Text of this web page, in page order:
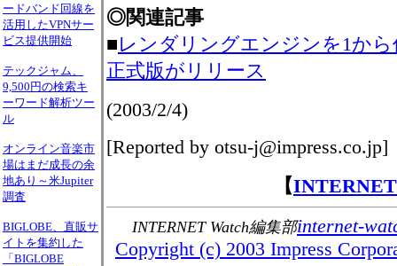
ードバンド回線を
活用したVPNサー
ビス提供開始
テックジャム、
9,500円の検索キ
ーワード解析ツー
ル
オンライン音楽市
場はまだ成長の余
地あり～米Jupiter
調査
BIGLOBE、直販サ
イトを集約した
「BIGLOBE
◎関連記事
■レンダリングエンジンを1から
正式版がリリース
(2003/2/4)
[Reported by otsu-j@impress.co.jp]
【
INTERNET Watch編集部internet-
Copyright (c) 2003 Impress